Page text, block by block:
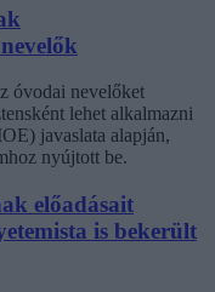
óvodai nevelőket
lehet alkalmazni
javaslata alapján,
nyújtott be.
előadásait
is bekerült